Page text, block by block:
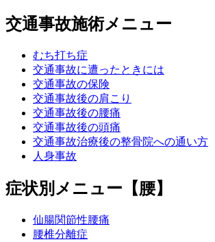
交通事故施術メニュー
むち打ち症
交通事故に遭ったときには
交通事故の保険
交通事故後の肩こり
交通事故後の腰痛
交通事故後の頭痛
交通事故治療後の整骨院への通い方
人身事故
症状別メニュー【腰】
仙腸関節性腰痛
腰椎分離症